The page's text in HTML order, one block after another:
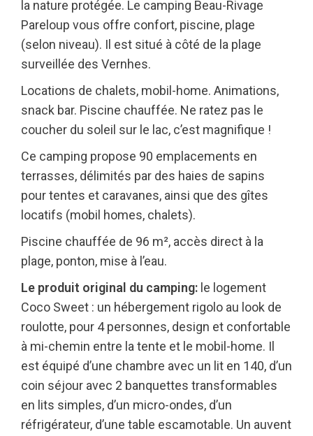
la nature protégée. Le camping Beau-Rivage
Pareloup vous offre confort, piscine, plage
(selon niveau). Il est situé à côté de la plage
surveillée des Vernhes.
Locations de chalets, mobil-home. Animations,
snack bar. Piscine chauffée. Ne ratez pas le
coucher du soleil sur le lac, c’est magnifique !
Ce camping propose 90 emplacements en
terrasses, délimités par des haies de sapins
pour tentes et caravanes, ainsi que des gîtes
locatifs (mobil homes, chalets).
Piscine chauffée de 96 m², accès direct à la
plage, ponton, mise à l’eau.
Le produit original du camping: le logement
Coco Sweet : un hébergement rigolo au look de
roulotte, pour 4 personnes, design et confortable
à mi-chemin entre la tente et le mobil-home. Il
est équipé d’une chambre avec un lit en 140, d’un
coin séjour avec 2 banquettes transformables
en lits simples, d’un micro-ondes, d’un
réfrigérateur, d’une table escamotable. Un auvent